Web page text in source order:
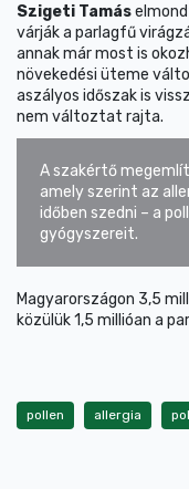
Szigeti Tamás
várják a parlagfű
annak már most is
növekedési üteme
aszályos időszak is
nem változtat rajta.
A szakértő
amely szerint az
időben szedni – a
gyógyszereit.
Magyarországon 3,5
közülük 1,5 millióan a
pollen allergia